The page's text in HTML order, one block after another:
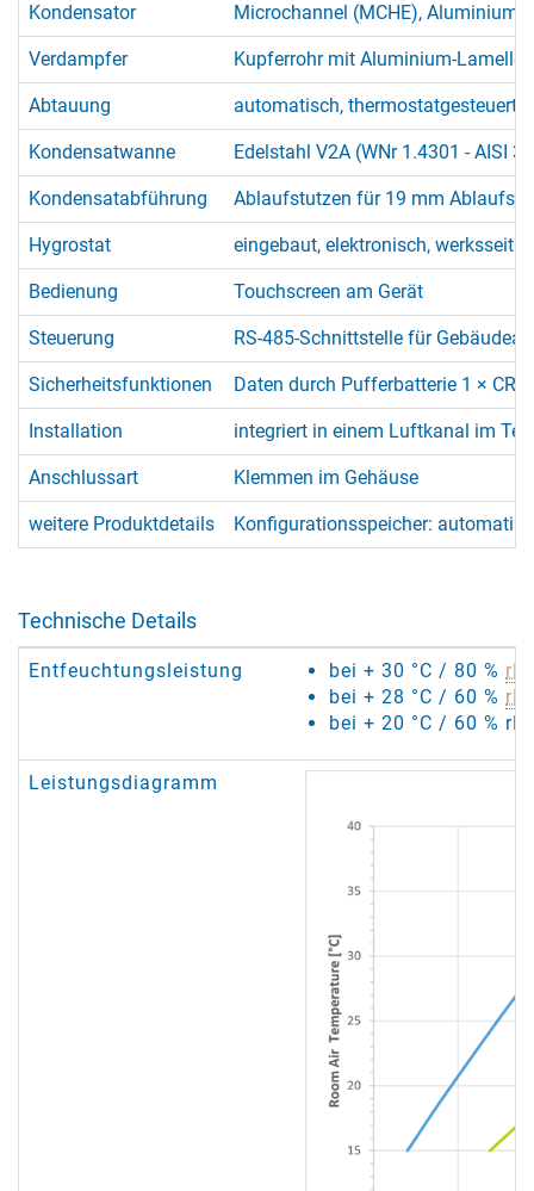
Kondensator Microchannel (MCHE),
Verdampfer Kupferrohr mit Aluminium-
Abtauung automatisch, thermostatgesteuert
Kondensatwanne Edelstahl V2A (WNr 1.4301 - AISI
Kondensatabführung Ablaufstutzen für 19 mm
Hygrostat eingebaut, elektronisch,
Bedienung Touchscreen am Gerät
Steuerung RS-485-Schnittstelle für
Sicherheitsfunktionen Daten durch Pufferbatterie 1 × CR
Installation integriert in einem Luftkanal im
Anschlussart Klemmen im Gehäuse
weitere Produktdetails Konfigurationsspeicher:
Technische Details
Entfeuchtungsleistung bei + 30 °C / 80 % rF
bei + 28 °C / 60 % rF
bei + 20 °C / 60 %
Leistungsdiagramm